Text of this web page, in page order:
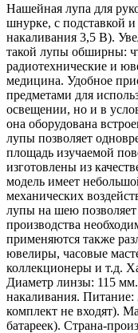
Нашейная лупа для
шнурке, с подставкой
накаливания 3,5 В).
такой лупы обширны:
радиотехнические и
медицина. Удобное
предметами для
освещении, но и в
она оборудована
лупы позволяет
площадь изучаемой
изготовлены из
модель имеет
механических
лупы на шею
производства
применяются также
ювелиры, часовые
коллекционеры и т.д.
Диаметр линзы: 115
накаливания.
комплект не входят).
батареек). Страна-